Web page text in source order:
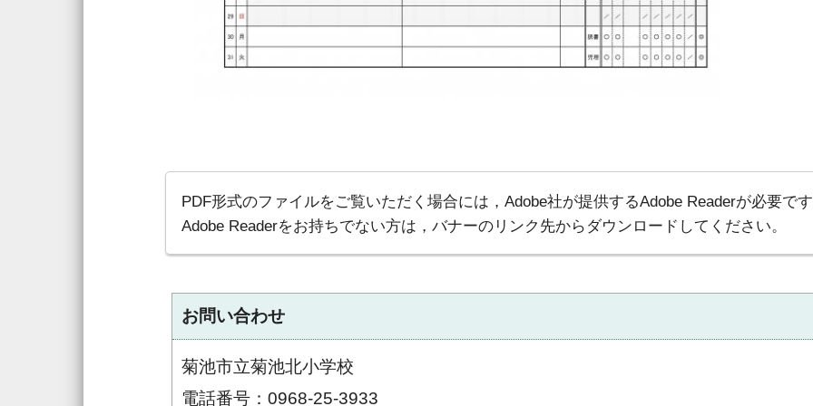
PDF形式のファイルをご覧いただく場合には，Adobe社が提供するAdobe Readerが必要で
Adobe Readerをお持ちでない方は，バナーのリンク先からダウンロードしてください。
お問い合わせ
菊池市立菊池北小学校
電話番号：0968-25-3933